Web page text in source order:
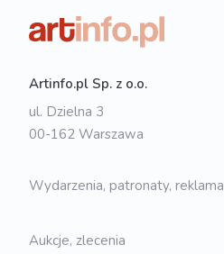
Artinfo.pl Sp. z o.o.
ul. Dzielna 3
00-162 Warszawa
Wydarzenia, patronaty, reklama
Aukcje, zlecenia